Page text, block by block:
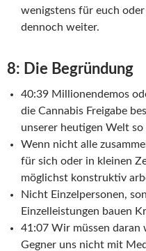
wenigstens für euch
dennoch weiter.
8: Die Begründung
40:39 Millionendemos
die Cannabis Freigabe
unserer heutigen Welt
Wenn nicht alle
für sich oder in kleinen
möglichst konstruktiv
Nicht Einzelpersonen,
Einzelleistungen bauen
41:07 Wir müssen daran
Gegner uns nicht mit